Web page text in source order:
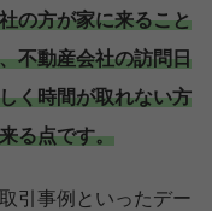
の方が家に来ること
不動産会社の訪問日
く時間が取れない方
る点です。
引事例といったデー